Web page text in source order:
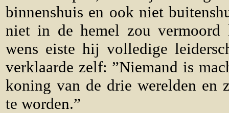
binnenshuis en ook niet
niet in de hemel zou vermoord
wens eiste hij volledige
verklaarde zelf: ”Niemand is
koning van de drie werelden en
te worden.”